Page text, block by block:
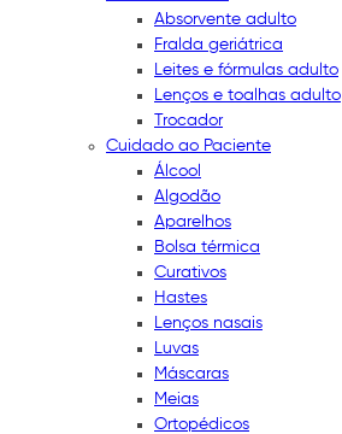
Absorvente adulto
Fralda geriátrica
Leites e fórmulas adulto
Lenços e toalhas adulto
Trocador
Cuidado ao Paciente
Álcool
Algodão
Aparelhos
Bolsa térmica
Curativos
Hastes
Lenços nasais
Luvas
Máscaras
Meias
Ortopédicos